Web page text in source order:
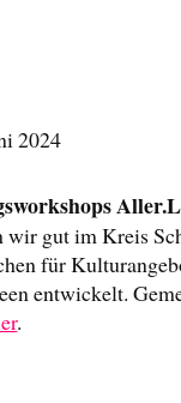
2024
wir gut im Kreis
für
entwickelt.
.